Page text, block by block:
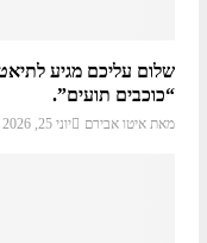
שלום עליכם מגיע
“כוכבים תועים”.
מאת איטו אבירם יוני 25, 2026